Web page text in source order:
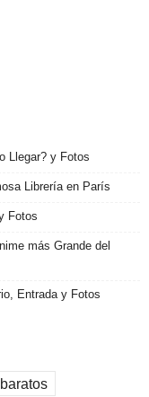
Llegar? y Fotos
Librería en París
Fotos
más Grande del
Entrada y Fotos
baratos